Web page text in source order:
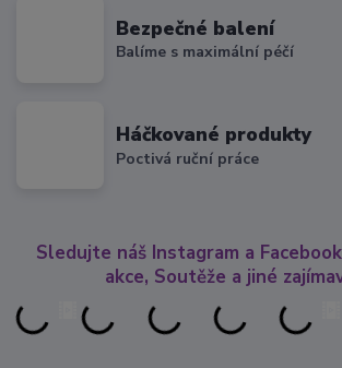
Bezpečné balení
Balíme s maximální péčí
Háčkované produkty
Poctivá ruční práce
Sledujte náš Instagram a
akce, Soutěže a jiné